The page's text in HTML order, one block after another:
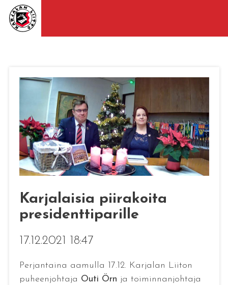
Karjalaisia piirakoita
presidenttiparille
17.12.2021 18:47
Perjantaina aamulla 17.12. Karjalan Liiton
puheenjohtaja Outi Örn ja toiminnanjohtaja